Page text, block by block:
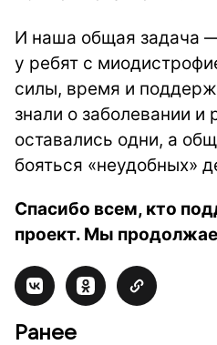
И наша общая задача
у ребят с
силы, время и
знали о заболевании и
оставались одни, а
бояться «неудобных»
Спасибо всем, кто
проект. Мы
Ранее